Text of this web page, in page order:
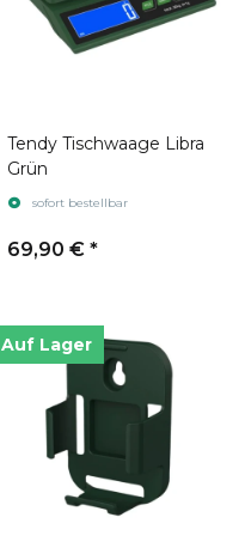
Tendy Tischwaage Libra
Grün
sofort bestellbar
69,90 € *
Auf Lager